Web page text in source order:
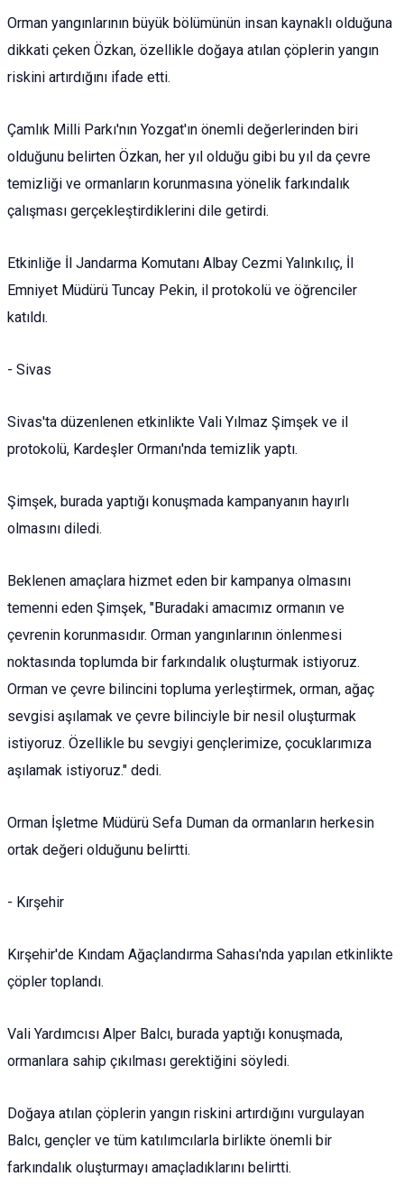
Orman yangınlarının büyük bölümünün insan kaynaklı olduğuna
dikkati çeken Özkan, özellikle doğaya atılan çöplerin yangın
riskini artırdığını ifade etti.
Çamlık Milli Parkı'nın Yozgat'ın önemli değerlerinden biri
olduğunu belirten Özkan, her yıl olduğu gibi bu yıl da çevre
temizliği ve ormanların korunmasına yönelik farkındalık
çalışması gerçekleştirdiklerini dile getirdi.
Etkinliğe İl Jandarma Komutanı Albay Cezmi Yalınkılıç, İl
Emniyet Müdürü Tuncay Pekin, il protokolü ve öğrenciler
katıldı.
- Sivas
Sivas'ta düzenlenen etkinlikte Vali Yılmaz Şimşek ve il
protokolü, Kardeşler Ormanı'nda temizlik yaptı.
Şimşek, burada yaptığı konuşmada kampanyanın hayırlı
olmasını diledi.
Beklenen amaçlara hizmet eden bir kampanya olmasını
temenni eden Şimşek, "Buradaki amacımız ormanın ve
çevrenin korunmasıdır. Orman yangınlarının önlenmesi
noktasında toplumda bir farkındalık oluşturmak istiyoruz.
Orman ve çevre bilincini topluma yerleştirmek, orman, ağaç
sevgisi aşılamak ve çevre bilinciyle bir nesil oluşturmak
istiyoruz. Özellikle bu sevgiyi gençlerimize, çocuklarımıza
aşılamak istiyoruz." dedi.
Orman İşletme Müdürü Sefa Duman da ormanların herkesin
ortak değeri olduğunu belirtti.
- Kırşehir
Kırşehir'de Kındam Ağaçlandırma Sahası'nda yapılan etkinlikte
çöpler toplandı.
Vali Yardımcısı Alper Balcı, burada yaptığı konuşmada,
ormanlara sahip çıkılması gerektiğini söyledi.
Doğaya atılan çöplerin yangın riskini artırdığını vurgulayan
Balcı, gençler ve tüm katılımcılarla birlikte önemli bir
farkındalık oluşturmayı amaçladıklarını belirtti.